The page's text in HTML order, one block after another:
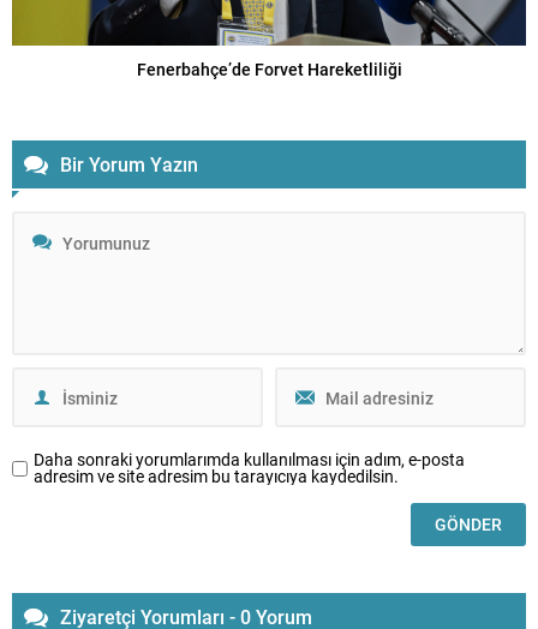
Fenerbahçe’de Forvet Hareketliliği
Bir Yorum Yazın
Daha sonraki yorumlarımda kullanılması için adım, e-posta
adresim ve site adresim bu tarayıcıya kaydedilsin.
Ziyaretçi Yorumları - 0 Yorum